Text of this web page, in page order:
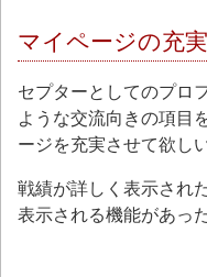
マイページの充実
セプターとしてのプロ
ような交流向きの項目
ージを充実させて欲し
戦績が詳しく表示され
表示される機能があっ